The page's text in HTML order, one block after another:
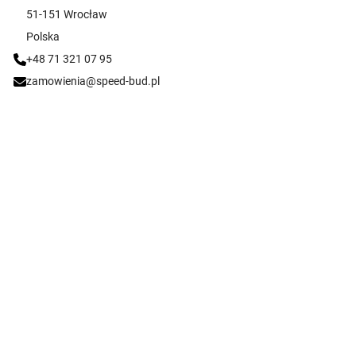
51-151 Wrocław
Polska
+48 71 321 07 95
zamowienia@speed-bud.pl